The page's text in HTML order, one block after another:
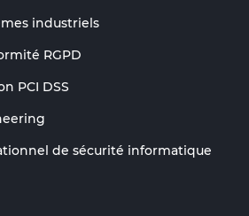
industriels
RGPD
PCI DSS
de sécurité informatique